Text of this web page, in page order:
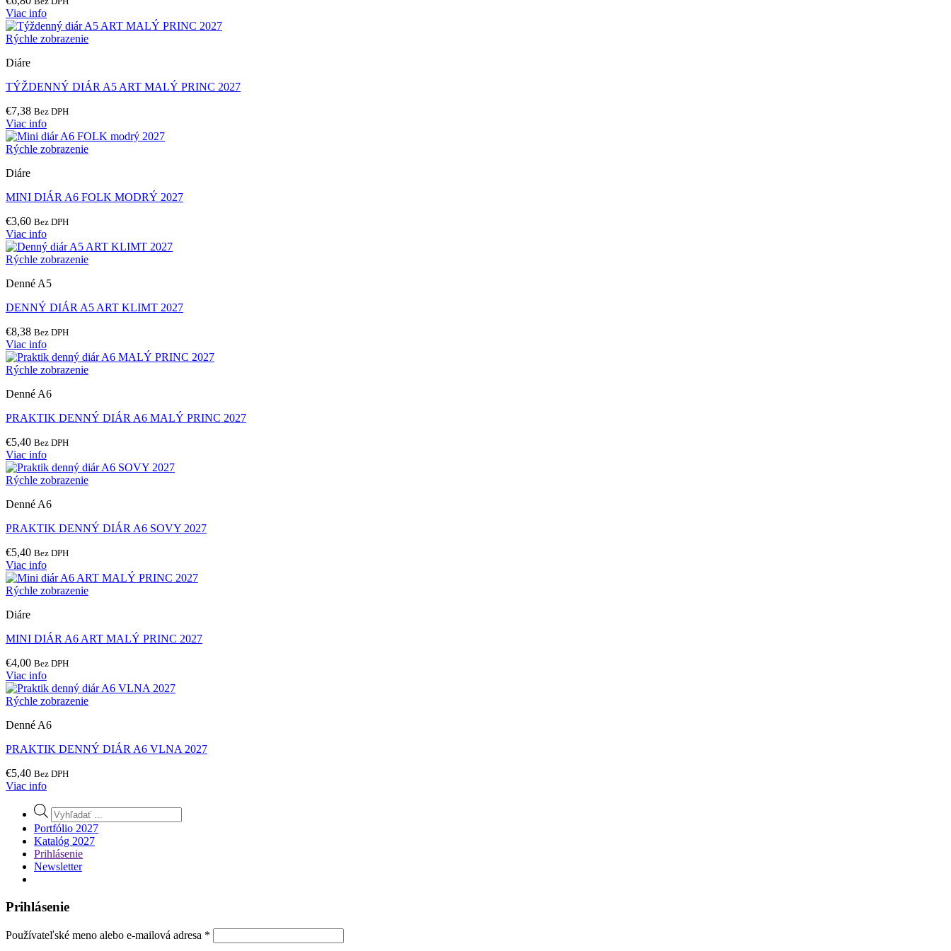
Viac info
Rýchle zobrazenie
Diáre
TÝŽDENNÝ DIÁR A5 ART MALÝ PRINC 2027
€7,38 Bez DPH
Viac info
Rýchle zobrazenie
Diáre
MINI DIÁR A6 FOLK MODRÝ 2027
€3,60 Bez DPH
Viac info
Rýchle zobrazenie
Denné A5
DENNÝ DIÁR A5 ART KLIMT 2027
€8,38 Bez DPH
Viac info
Rýchle zobrazenie
Denné A6
PRAKTIK DENNÝ DIÁR A6 MALÝ PRINC 2027
€5,40 Bez DPH
Viac info
Rýchle zobrazenie
Denné A6
PRAKTIK DENNÝ DIÁR A6 SOVY 2027
€5,40 Bez DPH
Viac info
Rýchle zobrazenie
Diáre
MINI DIÁR A6 ART MALÝ PRINC 2027
€4,00 Bez DPH
Viac info
Rýchle zobrazenie
Denné A6
PRAKTIK DENNÝ DIÁR A6 VLNA 2027
€5,40 Bez DPH
Viac info
Products
search
Portfólio 2027
Katalóg 2027
Prihlásenie
Newsletter
Prihlásenie
Používateľské meno alebo e-mailová adresa *